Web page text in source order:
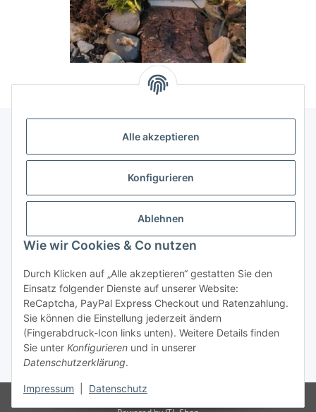
Alle akzeptieren
Konfigurieren
Ablehnen
Wie wir Cookies & Co nutzen
Durch Klicken auf „Alle akzeptieren“ gestatten Sie den
Einsatz folgender Dienste auf unserer Website:
ReCaptcha, PayPal Express Checkout und Ratenzahlung.
Sie können die Einstellung jederzeit ändern
(Fingerabdruck-Icon links unten). Weitere Details finden
Sie unter Konfigurieren und in unserer
Datenschutzerklärung.
Impressum Datenschutz
Allgemeine Informationen
Rechtliche Infomationen
Service
Vertrag widerrufen
* Alle Preise inkl. gesetzlicher USt., zzgl.